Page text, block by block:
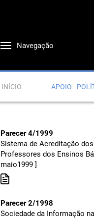
Navegação
INÍCIO APOIO -
Parecer 4/1999
Sistema de Acreditação
Professores dos Ensinos
maio1999 ]
Parecer 2/1998
Sociedade da Informação